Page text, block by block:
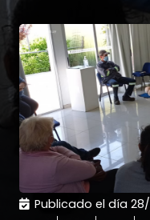
Publicado el día